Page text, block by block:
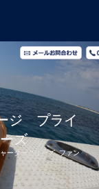
ジ プライ
ズ
ータークルーズ,ファン